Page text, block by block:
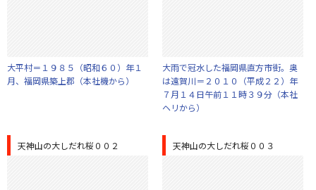
大平村＝１９８５（昭和６０）年１
月、福岡県築上郡（本社機から）
大雨で冠水した福岡県直方市街。奥
は遠賀川＝２０１０（平成２２）年
７月１４日午前１１時３９分（本社
ヘリから）
天神山の大しだれ桜００２ 天神山の大しだれ桜００３